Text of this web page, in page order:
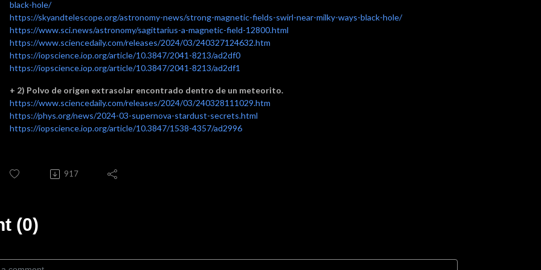
black-hole/
https://skyandtelescope.org/astronomy-news/strong-magnetic-fields-swirl-near-milky-ways-black-hole/
https://www.sci.news/astronomy/sagittarius-a-magnetic-field-12800.html
https://www.sciencedaily.com/releases/2024/03/240327124632.htm
https://iopscience.iop.org/article/10.3847/2041-8213/ad2df0
https://iopscience.iop.org/article/10.3847/2041-8213/ad2df1
+ 2) Polvo de origen extrasolar encontrado dentro de un meteorito.
https://www.sciencedaily.com/releases/2024/03/240328111029.htm
https://phys.org/news/2024-03-supernova-stardust-secrets.html
https://iopscience.iop.org/article/10.3847/1538-4357/ad2996
917
(0)